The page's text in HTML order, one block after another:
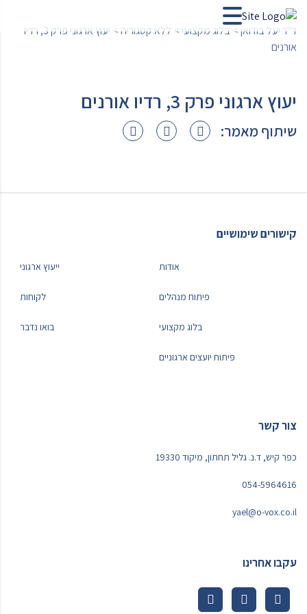
ד"ר יעל בודואן>בלוג מקצועי > ללא קטגוריה>
יעוץ ארגוני פרק 3, רדיו
אורנים
יעוץ ארגוני פרק 3, רדיו אורנים
שיתוף מאמר:
קישורים שימושיים
אודות ייעוץ ארגוני
פיתוח מנהלים לקוחות
בלוג מקצועי בואו נדבר
פיתוח יועצים ארגוניים
צור קשר
כפר קיש, ד.נ. גליל תחתון, מיקוד 19330
054-5964616
yael@o-vox.co.il
עקבו אחרינו